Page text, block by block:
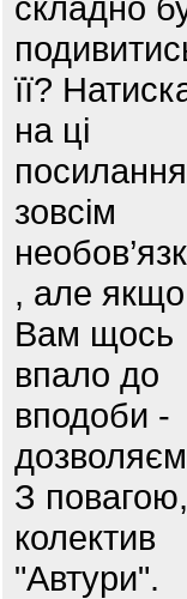
її?
на ці
посилання
зовсім
, але якщо
Вам щось
впало до
вподоби -
З повагою,
колектив
"Автури".